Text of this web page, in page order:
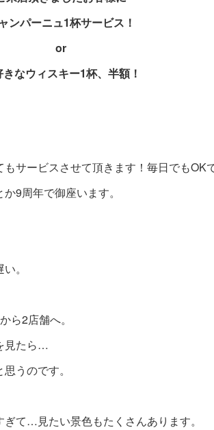
ンパーニュ1杯サービス！
or
きなウィスキー1杯、半額！
サービスさせて頂きます！毎日でもOK
9周年で御座います。
。
ら2店舗へ。
見たら…
うのです。
て…見たい景色もたくさんあります。